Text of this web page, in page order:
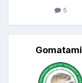
5
Gomatami